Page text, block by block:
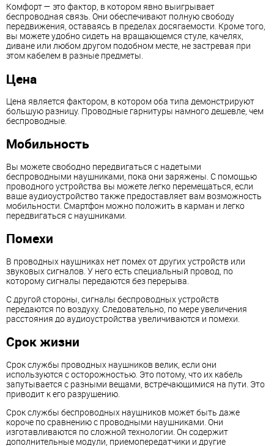
Комфорт — это фактор, в котором явно выигрывает
беспроводная связь. Они обеспечивают полную свободу
передвижения, оставаясь в пределах досягаемости. Кроме того,
вы можете удобно сидеть на вращающемся стуле, качелях,
диване или любом другом подобном месте, не застревая при
этом кабелем в разные предметы.
Цена
Цена является фактором, в котором оба типа демонстрируют
большую разницу. Проводные гарнитуры намного дешевле, чем
беспроводные.
Мобильность
Вы можете свободно передвигаться с надетыми
беспроводными наушниками, пока они заряжены. С помощью
проводного устройства вы можете легко перемещаться, если
ваше аудиоустройство также предоставляет вам возможность
мобильности. Смартфон можно положить в карман и легко
передвигаться с наушниками.
Помехи
В проводных наушниках нет помех от других устройств или
звуковых сигналов. У него есть специальный провод, по
которому сигналы передаются без перерыва.
С другой стороны, сигналы беспроводных устройств
передаются по воздуху. Следовательно, по мере увеличения
расстояния до аудиоустройства увеличиваются и помехи.
Срок жизни
Срок службы проводных наушников велик, если они
используются с осторожностью. Это потому, что их кабель
запутывается с разными вещами, встречающимися на пути. Это
приводит к его разрушению.
Срок службы беспроводных наушников может быть даже
короче по сравнению с проводными наушниками. Они
изготавливаются по сложной технологии. Он содержит
дополнительные модули, приемопередатчики и другие